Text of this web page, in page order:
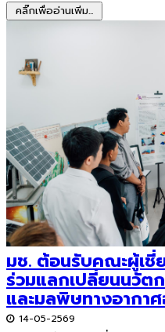
คลิ๊กเพื่ออ่านเพิ่ม...
มช. ต้อนรับคณะผู้เชี่
ร่วมแลกเปลี่ยนนวั
และมลพิษทางอากา
14-05-2569